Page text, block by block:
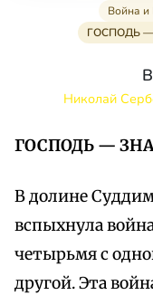
Война и
ГОСПОДЬ —
Николай
ГОСПОДЬ —
В долине
вспыхнула
четырьмя с
другой. Эта